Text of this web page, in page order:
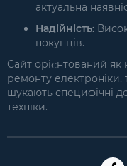
актуальна
Надійність:
покупців.
Сайт орієнтований як
ремонту електроніки,
шукають специфічні
техніки.